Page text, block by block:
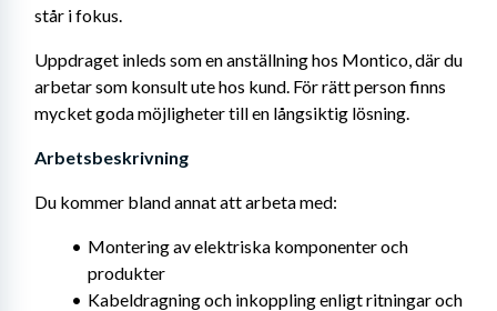
står i fokus.
Uppdraget inleds som en anställning hos Montico, där du
arbetar som konsult ute hos kund. För rätt person finns
mycket goda möjligheter till en långsiktig lösning.
Arbetsbeskrivning
Du kommer bland annat att arbeta med:
Montering av elektriska komponenter och
produkter
Kabeldragning och inkoppling enligt ritningar och